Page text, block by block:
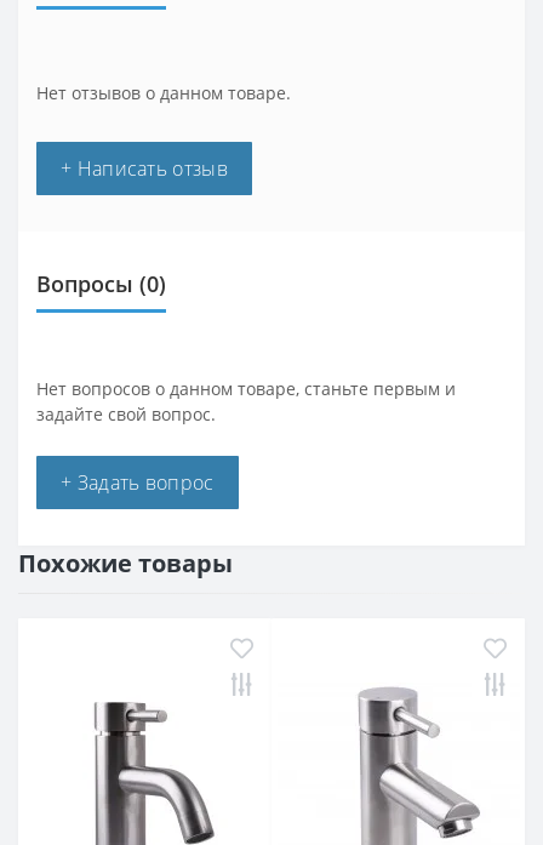
Нет отзывов о данном товаре.
+ Написать отзыв
Вопросы (0)
Нет вопросов о данном товаре, станьте первым и
задайте свой вопрос.
+ Задать вопрос
Похожие товары